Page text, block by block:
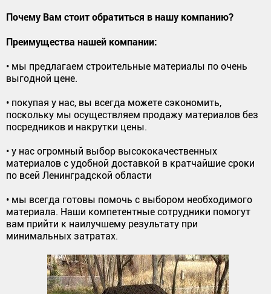
Почему Вам стоит обратиться в нашу компанию?
Преимущества нашей компании:
• мы предлагаем строительные материалы по очень
выгодной цене.
• покупая у нас, вы всегда можете сэкономить,
поскольку мы осуществляем продажу материалов без
посредников и накрутки цены.
• у нас огромный выбор высококачественных
материалов с удобной доставкой в кратчайшие сроки
по всей Ленинградской области
• мы всегда готовы помочь с выбором необходимого
материала. Наши компетентные сотрудники помогут
вам прийти к наилучшему результату при
минимальных затратах.